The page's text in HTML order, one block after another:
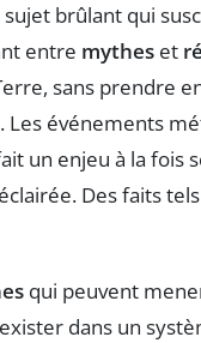
sujet brûlant qui
entre mythes et
sans prendre
Les événements
un enjeu à la
Des faits
qui peuvent
dans un